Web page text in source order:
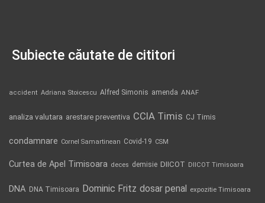
Subiecte căutate de cititori
accident Adriana Stoicescu Alfred Simonis amenda ANAF
analiza valutara arestare preventiva CCIA Timis CJ Timis
condamnare Cornel Samartinean Covid-19 CSM
Curtea de Apel Timisoara deces demisie DIICOT DIICOT Timisoara
DNA DNA Timisoara Dominic Fritz dosar penal expozitie Timisoara